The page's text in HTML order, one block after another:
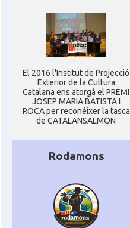
El 2016 l'Institut de Projecció
Exterior de la Cultura
Catalana ens atorgà el PREMI
JOSEP MARIA BATISTA I
ROCA per reconéixer la tasca
de CATALANSALMON
Rodamons